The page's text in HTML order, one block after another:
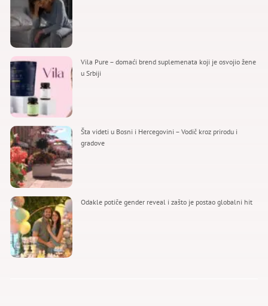
Vila Pure – domaći brend suplemenata koji je osvojio žene
u Srbiji
Šta videti u Bosni i Hercegovini – Vodič kroz prirodu i
gradove
Odakle potiče gender reveal i zašto je postao globalni hit